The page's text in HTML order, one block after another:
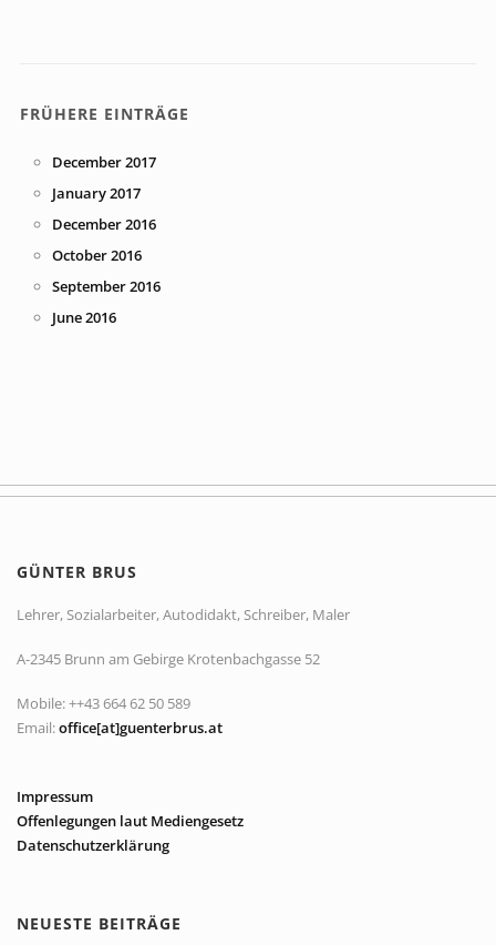
FRÜHERE EINTRÄGE
December 2017
January 2017
December 2016
October 2016
September 2016
June 2016
GÜNTER BRUS
Lehrer, Sozialarbeiter, Autodidakt, Schreiber, Maler
A-2345 Brunn am Gebirge Krotenbachgasse 52
Mobile: ++43 664 62 50 589
Email:office[at]guenterbrus.at
Impressum
Offenlegungen laut Mediengesetz
Datenschutzerklärung
NEUESTE BEITRÄGE